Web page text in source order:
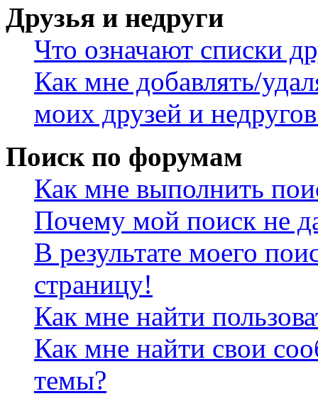
Друзья и недруги
Что означают списки
Как мне добавлять/
моих друзей и
Поиск по форумам
Как мне выполнить
Почему мой поиск не
В результате моего
страницу!
Как мне найти
Как мне найти свои
темы?